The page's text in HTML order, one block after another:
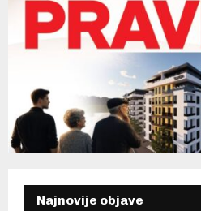
Najnovije objave